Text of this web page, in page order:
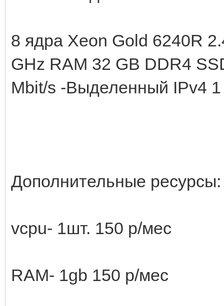
8 ядра Xeon Gold 6240R
GHz RAM 32 GB DDR4
Mbit/s -Выделенный IPv4
Дополнительные ресурсы:
vcpu- 1шт. 150 р/мес
RAM- 1gb 150 р/мес